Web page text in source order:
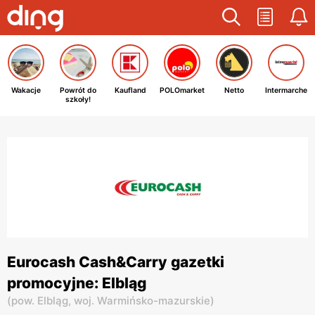
Wakacje
Powrót do
szkoły!
Kaufland POLOmarket Netto Intermarche
Eurocash Cash&Carry gazetki
promocyjne: Elbląg
(pow. Elbląg, woj. Warmińsko-mazurskie)